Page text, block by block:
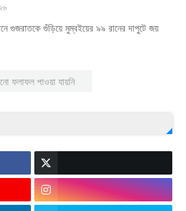
গুজরাতকে গুঁড়িয়ে মুম্বইয়ের ৯৯ রানের দাপুটে জয়
ফলাফল পাওয়া যায়নি